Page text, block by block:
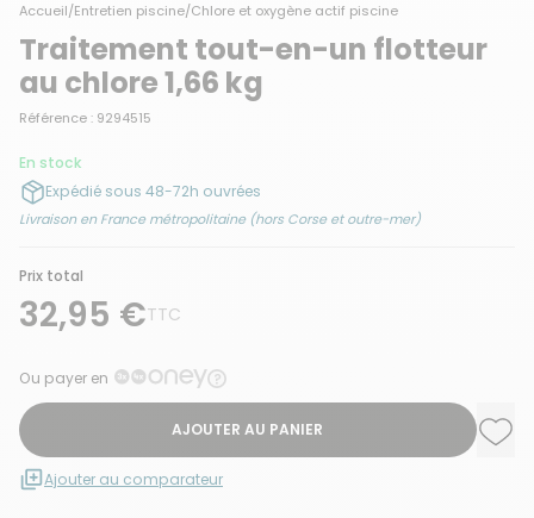
Accueil/Entretien piscine/Chlore et oxygène actif piscine
Traitement tout-en-un flotteur
au chlore 1,66 kg
Référence : 9294515
En stock
Expédié sous 48-72h ouvrées
Livraison en France métropolitaine (hors Corse et outre-mer)
Prix total
32,95 €TTC
Ou payer en
AJOUTER AU PANIER
Ajouter au comparateur